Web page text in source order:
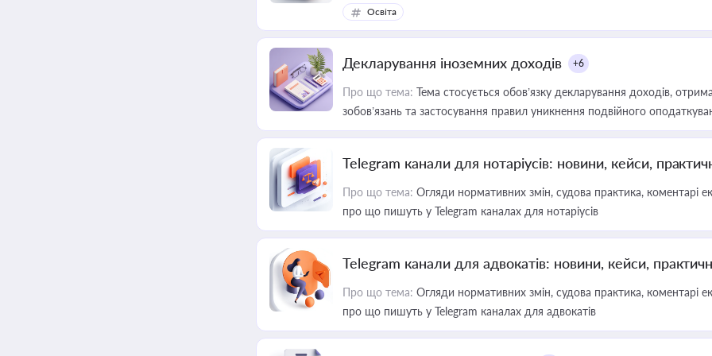
Освіта
Декларування іноземних доходів +6
Про що тема: Тема стосується обов’язку декларування доходів,
зобов’язань та застосування правил уникнення подвійного
Telegram канали для нотаріусів: новини, кейси,
Про що тема: Огляди нормативних змін, судова практика, коментарі
про що пишуть у Telegram каналах для нотаріусів
Telegram канали для адвокатів: новини, кейси,
Про що тема: Огляди нормативних змін, судова практика, коментарі
про що пишуть у Telegram каналах для адвокатів